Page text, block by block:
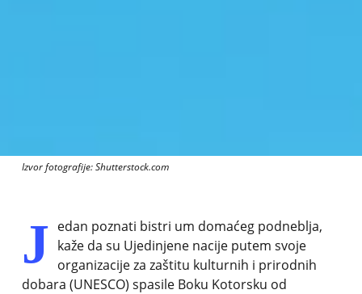
Izvor fotografije: Shutterstock.com
J edan poznati bistri um domaćeg podneblja,
kaže da su Ujedinjene nacije putem svoje
organizacije za zaštitu kulturnih i prirodnih
dobara (UNESCO) spasile Boku Kotorsku od